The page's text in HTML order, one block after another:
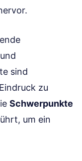
und
sind
zu
Schwerpunkte
um ein